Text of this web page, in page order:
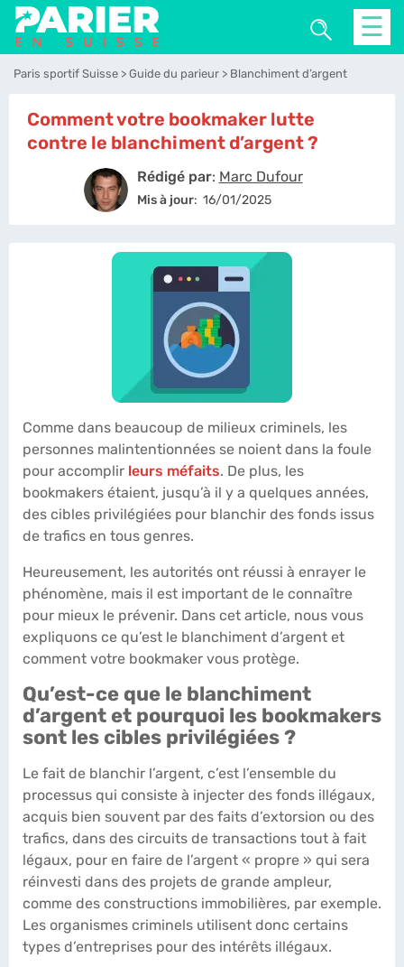
☰
Paris sportif Suisse Guide du parieur Blanchiment d’argent
Comment votre bookmaker lutte
contre le blanchiment d’argent ?
Rédigé par: Marc Dufour
Mis à jour: 16/01/2025
Comme dans beaucoup de milieux criminels, les
personnes malintentionnées se noient dans la foule
pour accomplir leurs méfaits. De plus, les
bookmakers étaient, jusqu’à il y a quelques années,
des cibles privilégiées pour blanchir des fonds issus
de trafics en tous genres.
Heureusement, les autorités ont réussi à enrayer le
phénomène, mais il est important de le connaître
pour mieux le prévenir. Dans cet article, nous vous
expliquons ce qu’est le blanchiment d’argent et
comment votre bookmaker vous protège.
Qu’est-ce que le blanchiment
d’argent et pourquoi les bookmakers
sont les cibles privilégiées ?
Le fait de blanchir l’argent, c’est l’ensemble du
processus qui consiste à injecter des fonds illégaux,
acquis bien souvent par des faits d’extorsion ou des
trafics, dans des circuits de transactions tout à fait
légaux, pour en faire de l’argent « propre » qui sera
réinvesti dans des projets de grande ampleur,
comme des constructions immobilières, par exemple.
Les organismes criminels utilisent donc certains
types d’entreprises pour des intérêts illégaux.